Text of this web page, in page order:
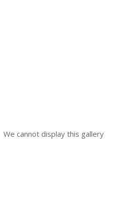
We cannot display this gallery